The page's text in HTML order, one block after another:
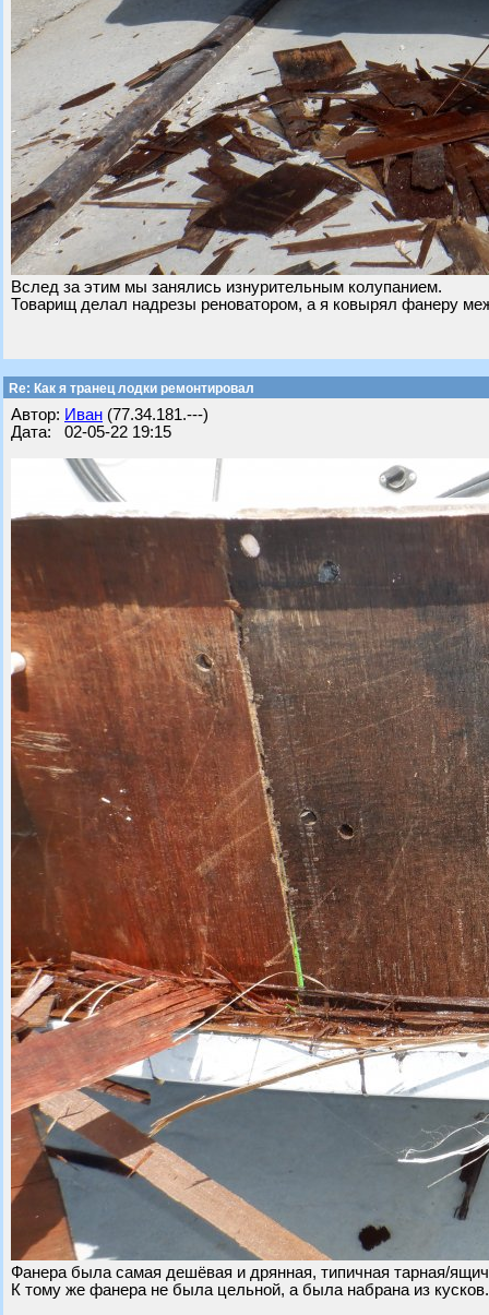
Вслед за этим мы занялись изнурительным колупанием.
Товарищ делал надрезы реноватором, а я ковырял фанеру
Re: Как я транец лодки ремонтировал
Автор: Иван (77.34.181.---)
Дата: 02-05-22 19:15
Фанера была самая дешёвая и дрянная, типичная тарная/
К тому же фанера не была цельной, а была набрана из кусков.